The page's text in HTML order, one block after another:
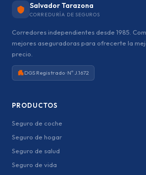
Salvador Tarazona
CORREDURÍA DE SEGUROS
Corredores independientes desde 1985.
mejores aseguradoras para ofrecerte la
precio.
DGS Registrado · Nº J.1672
PRODUCTOS
Seguro de coche
Seguro de hogar
Seguro de salud
Seguro de vida